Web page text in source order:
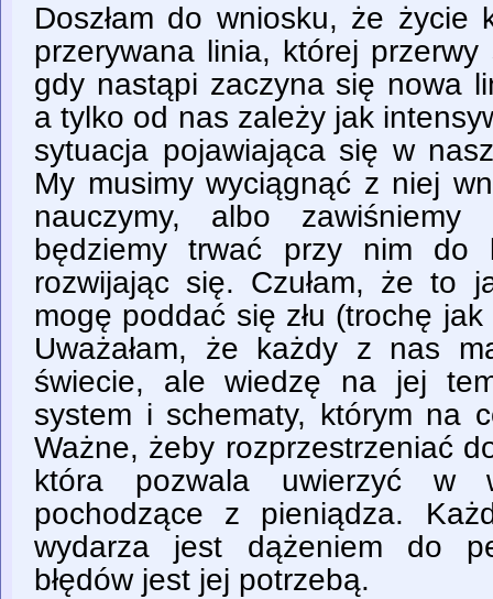
Doszłam do wniosku, że
przerywana linia, której
gdy nastąpi zaczyna się nowa
a tylko od nas zależy jak
sytuacja pojawiająca się w
My musimy wyciągnąć z niej
nauczymy, albo
będziemy trwać przy nim do
rozwijając się. Czułam, że to
mogę poddać się złu (trochę
Uważałam, że każdy z nas
świecie, ale wiedzę na jej
system i schematy, którym na
Ważne, żeby rozprzestrzeniać
która pozwala uwierzyć w
pochodzące z pieniądza.
wydarza jest dążeniem do
błędów jest jej potrzebą.